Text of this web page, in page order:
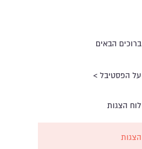
ברוכים הבאים
על הפסטיבל
לוח הצגות
הצגות